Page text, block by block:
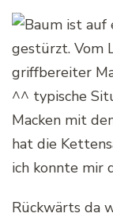
^^ typische
Macken mit
hat die
ich konnte mir
Rückwärts da